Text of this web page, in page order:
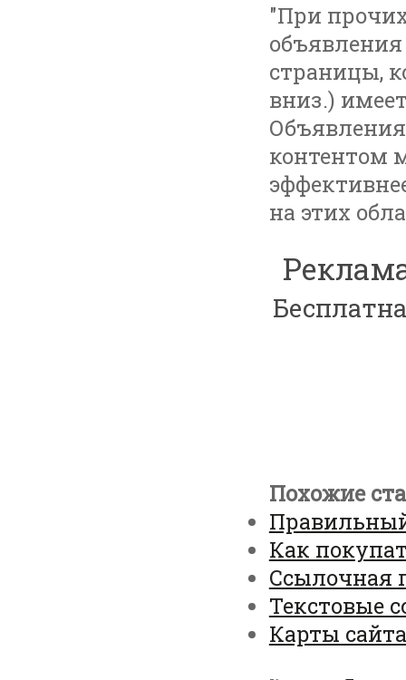
"При
страницы,
вниз.)
контентом
на этих
Похожие
Как
Ссылочная
Текстовые
Карты